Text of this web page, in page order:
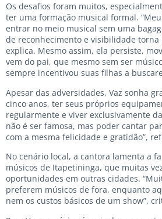
Os desafios foram muitos,
ter uma formação musical formal.
entrar no meio musical sem uma
de reconhecimento e visibilidade torna
explica. Mesmo assim, ela persiste,
vem do pai, que mesmo sem ser
sempre incentivou suas filhas a
Apesar das adversidades, Vaz sonha
cinco anos, ter seus próprios
regularmente e viver exclusivamente
não é ser famosa, mas poder cantar
com a mesma felicidade e gratidão”,
No cenário local, a cantora lamenta a
músicos de Itapetininga, que muitas
oportunidades em outras cidades.
preferem músicos de fora, enquanto
nem os custos básicos de um show”,